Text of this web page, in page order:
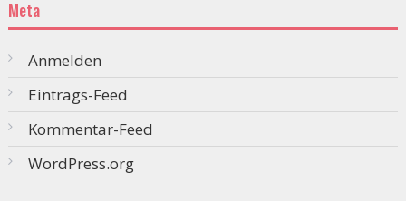
Meta
Anmelden
Eintrags-Feed
Kommentar-Feed
WordPress.org